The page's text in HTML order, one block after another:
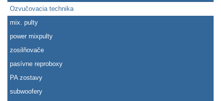
Ozvučovacia technika
mix. pulty
power mixpulty
zosilňovače
pasívne reproboxy
PA zostavy
subwoofery